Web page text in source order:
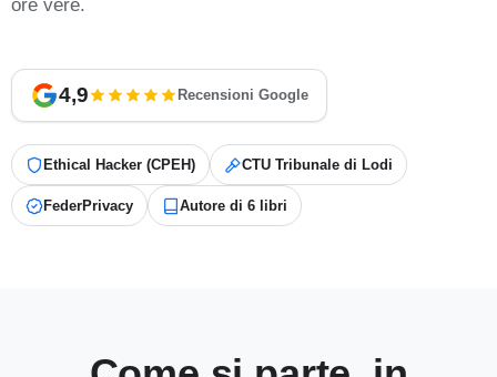
ore vere.
4,9 Recensioni Google
Ethical Hacker (CPEH) CTU Tribunale di Lodi
FederPrivacy Autore di 6 libri